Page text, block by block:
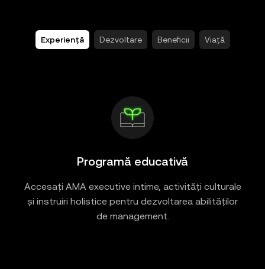
Experiență Dezvoltare Beneficii Viață
Programă educativă
Accesați AMA executive intime, activități culturale
și instruiri holistice pentru dezvoltarea abilităților
de management.